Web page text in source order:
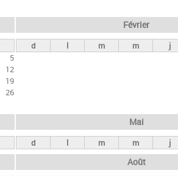
5
12
19
26
Février
d l m m j
Mai
d l m m j
Août